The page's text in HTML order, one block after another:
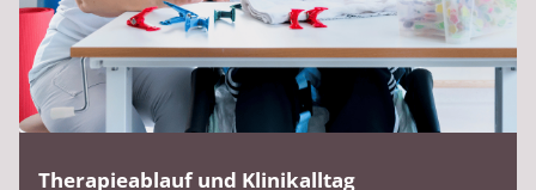
Therapieablauf und Klinikalltag